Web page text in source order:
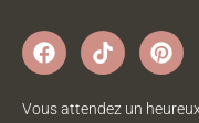
Vous attendez un